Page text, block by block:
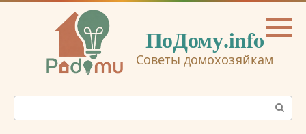
Перейти
ПоДому.info
Советы домохозяйкам
Поиск: